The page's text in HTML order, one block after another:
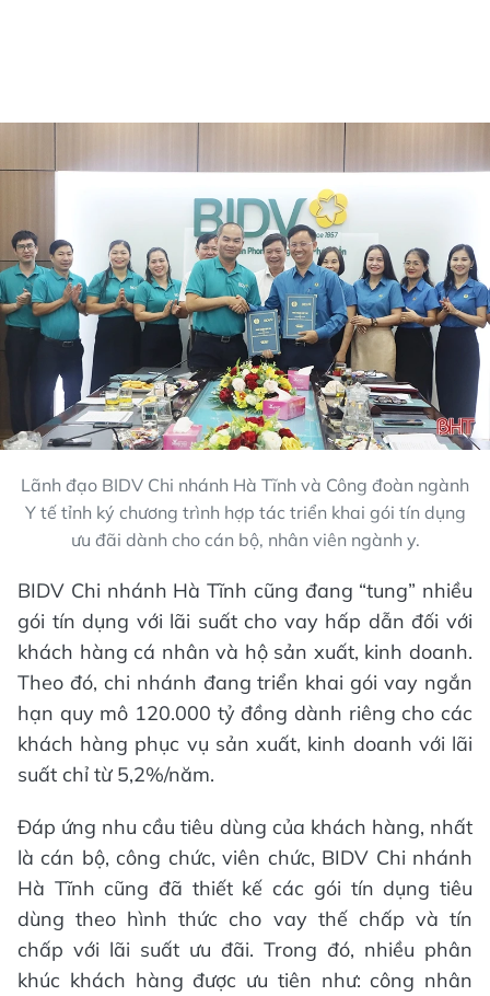
Lãnh đạo BIDV Chi nhánh Hà Tĩnh và Công đoàn ngành
Y tế tỉnh ký chương trình hợp tác triển khai gói tín dụng
ưu đãi dành cho cán bộ, nhân viên ngành y.
BIDV Chi nhánh Hà Tĩnh cũng đang “tung” nhiều
gói tín dụng với lãi suất cho vay hấp dẫn đối với
khách hàng cá nhân và hộ sản xuất, kinh doanh.
Theo đó, chi nhánh đang triển khai gói vay ngắn
hạn quy mô 120.000 tỷ đồng dành riêng cho các
khách hàng phục vụ sản xuất, kinh doanh với lãi
suất chỉ từ 5,2%/năm.
Đáp ứng nhu cầu tiêu dùng của khách hàng, nhất
là cán bộ, công chức, viên chức, BIDV Chi nhánh
Hà Tĩnh cũng đã thiết kế các gói tín dụng tiêu
dùng theo hình thức cho vay thế chấp và tín
chấp với lãi suất ưu đãi. Trong đó, nhiều phân
khúc khách hàng được ưu tiên như: công nhân